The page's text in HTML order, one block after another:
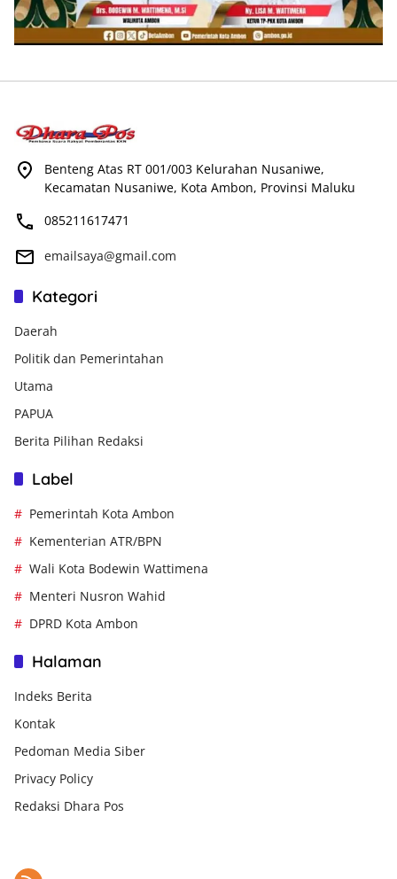
Benteng Atas RT 001/003 Kelurahan Nusaniwe,
Kecamatan Nusaniwe, Kota Ambon, Provinsi Maluku
085211617471
emailsaya@gmail.com
Kategori
Daerah
Politik dan Pemerintahan
Utama
PAPUA
Berita Pilihan Redaksi
Label
Pemerintah Kota Ambon
Kementerian ATR/BPN
Wali Kota Bodewin Wattimena
Menteri Nusron Wahid
DPRD Kota Ambon
Halaman
Indeks Berita
Kontak
Pedoman Media Siber
Privacy Policy
Redaksi Dhara Pos